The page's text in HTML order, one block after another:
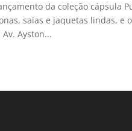
da coleção
saias e jaquetas lindas,
Ayston...